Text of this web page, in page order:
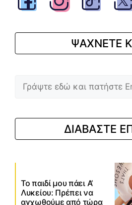
ΨΑΧΝΕΤΕ
ΔΙΑΒΑΣΤΕ
Το παιδί μου πάει Α’
Λυκείου: Πρέπει να
αγχωθούμε από τώρα